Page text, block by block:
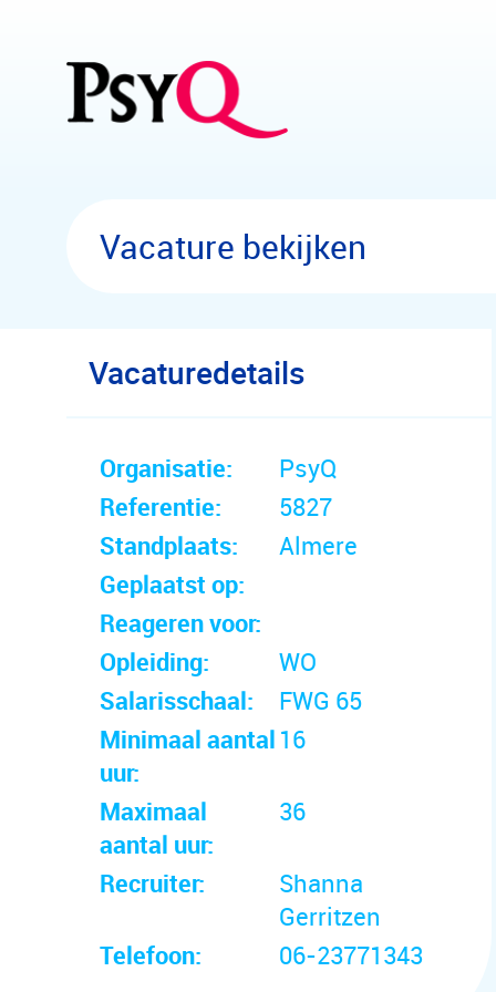
Vacature bekijken
Vacaturedetails
Organisatie:
PsyQ
Referentie:
5827
Standplaats:
Almere
Geplaatst op:
Reageren voor:
Opleiding:
WO
Salarisschaal:
FWG 65
Minimaal aantal
uur:
16
Maximaal
aantal uur:
36
Recruiter:
Shanna
Gerritzen
Telefoon:
06-23771343